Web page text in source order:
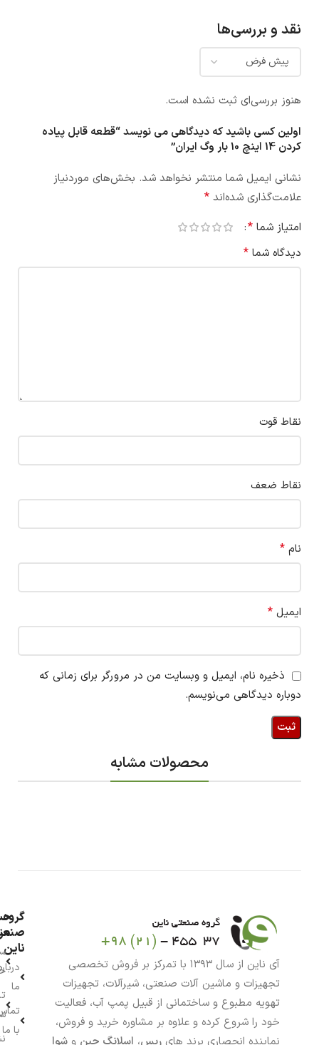
نقد و بررسی‌ها
هنوز بررسی‌ای ثبت نشده است.
اولین کسی باشید که دیدگاهی می نویسد “قطعه قابل پیاده
کردن 14 اینچ 10 بار وگ ایران”
نشانی ایمیل شما منتشر نخواهد شد. بخش‌های موردنیاز
علامت‌گذاری شده‌اند *
امتیاز شما *
دیدگاه شما *
نقاط قوت
نقاط ضعف
نام *
ایمیل *
ذخیره نام، ایمیل و وبسایت من در مرورگر برای زمانی که
دوباره دیدگاهی می‌نویسم.
محصولات مشابه
آی ناین از سال ۱۳۹۳ با تمرکز بر فروش تخصصی
تجهیزات و ماشین آلات صنعتی، شیرآلات، تجهیزات
تهویه مطبوع و ساختمانی از قبیل پمپ آب، فعالیت
خود را شروع کرده و علاوه بر مشاوره خرید و فروش،
گروه
ناین
ما
با ما